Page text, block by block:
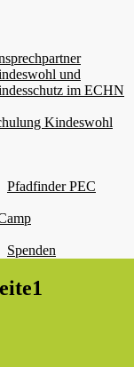
und
im ECHN
Kindeswohl
Pfadfinder PEC
Spenden